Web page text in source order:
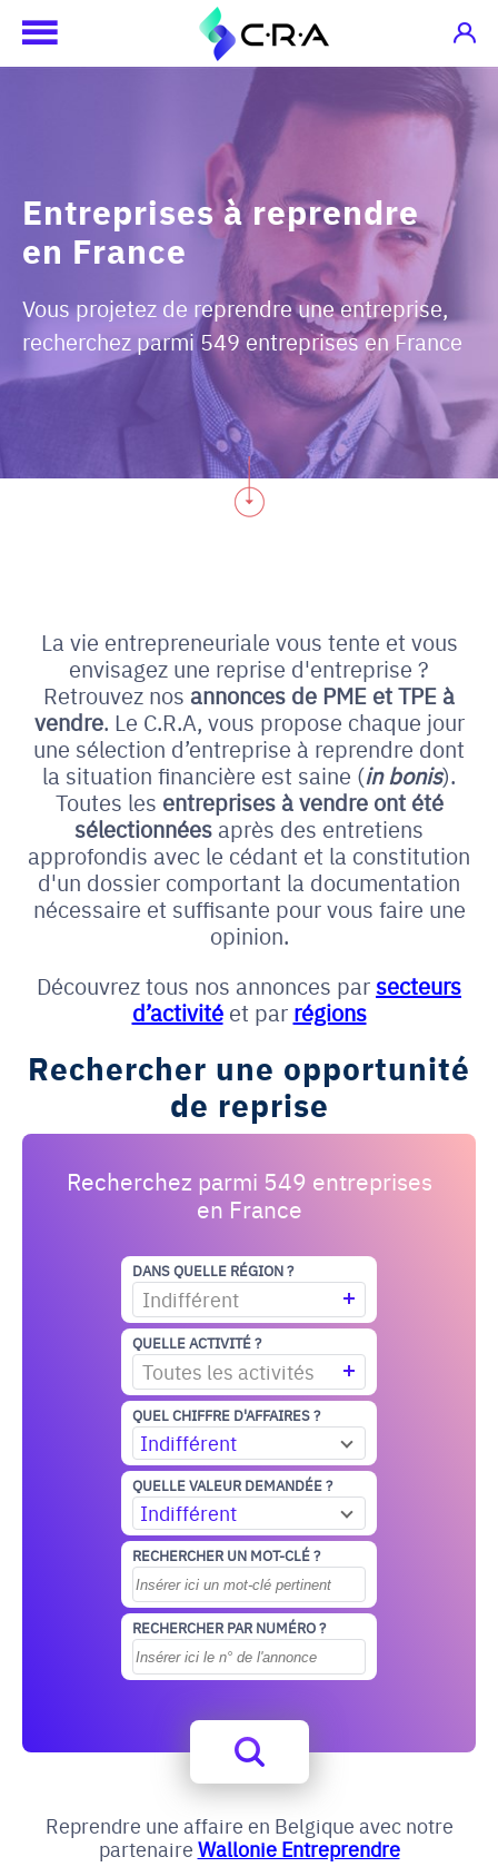
Entreprises à reprendre
en France
Vous projetez de reprendre une entreprise,
recherchez parmi 549 entreprises en France
La vie entrepreneuriale vous tente et vous
envisagez une reprise d'entreprise ?
Retrouvez nos annonces de PME etTPE à
vendre. Le C.R.A, vous propose chaque jour
une sélection d’entreprise à reprendre dont
la situation financière est saine (in bonis).
Toutes les entreprises à vendre ont été
sélectionnées après des entretiens
approfondis avec le cédant et la constitution
d'un dossier comportant la documentation
nécessaire et suffisante pour vous faire une
opinion.
Découvrez tous nos annonces parsecteurs
d’activité et par régions
Rechercher une opportunité
de reprise
Recherchez parmi 549 entreprises
en France
DANS QUELLE RÉGION ?
Indifférent
QUELLE ACTIVITÉ ?
Toutes les activités
QUEL CHIFFRE D'AFFAIRES ?
Indifférent
QUELLE VALEUR DEMANDÉE ?
Indifférent
RECHERCHER UN MOT-CLÉ ?
RECHERCHER PAR NUMÉRO ?
Reprendre une affaire en Belgique avec notre
partenaire Wallonie Entreprendre